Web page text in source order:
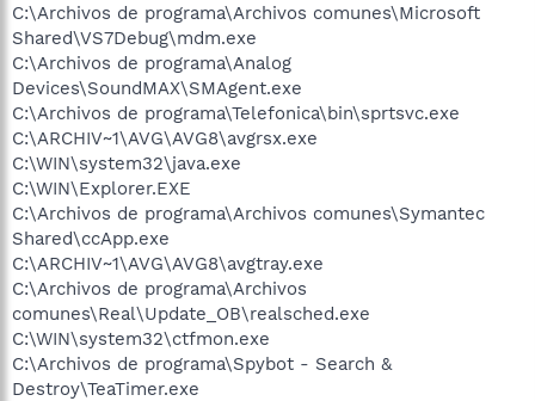
C:\Archivos de programa\Archivos comunes\Microsoft
Shared\VS7Debug\mdm.exe
C:\Archivos de programa\Analog
Devices\SoundMAX\SMAgent.exe
C:\Archivos de programa\Telefonica\bin\sprtsvc.exe
C:\ARCHIV~1\AVG\AVG8\avgrsx.exe
C:\WIN\system32\java.exe
C:\WIN\Explorer.EXE
C:\Archivos de programa\Archivos comunes\Symantec
Shared\ccApp.exe
C:\ARCHIV~1\AVG\AVG8\avgtray.exe
C:\Archivos de programa\Archivos
comunes\Real\Update_OB\realsched.exe
C:\WIN\system32\ctfmon.exe
C:\Archivos de programa\Spybot - Search &
Destroy\TeaTimer.exe